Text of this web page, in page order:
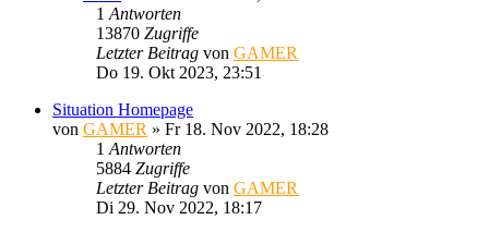
1 Antworten
13870 Zugriffe
Letzter Beitrag von GAMER
Do 19. Okt 2023, 23:51
Situation Homepage
von GAMER » Fr 18. Nov 2022, 18:28
1 Antworten
5884 Zugriffe
Letzter Beitrag von GAMER
Di 29. Nov 2022, 18:17